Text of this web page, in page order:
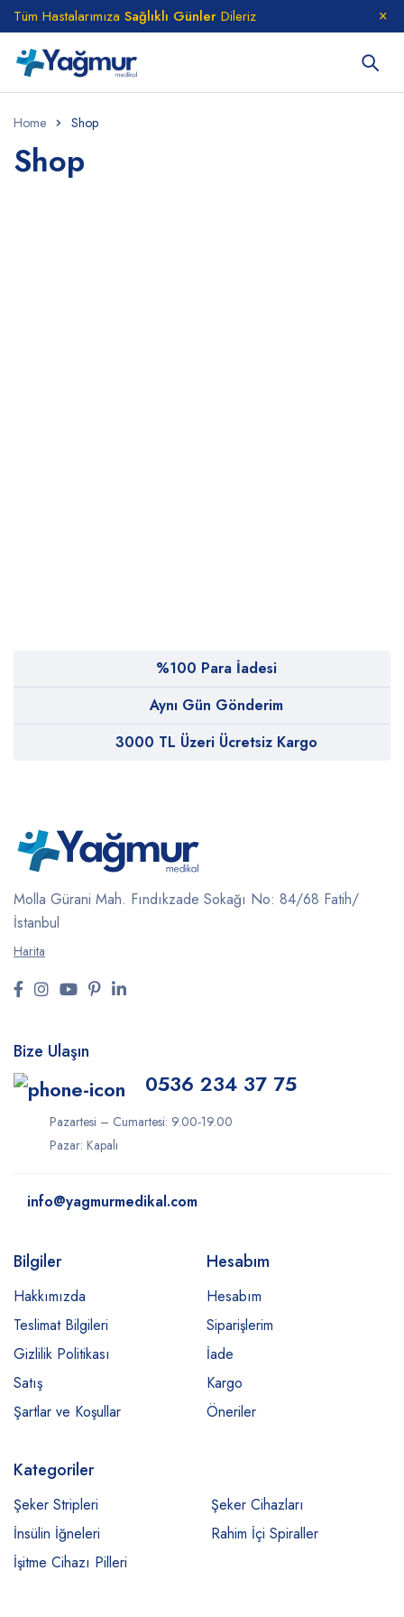
Tüm Hastalarımıza Sağlıklı Günler Dileriz
Home Shop
Shop
%100 Para İadesi
Aynı Gün Gönderim
3000 TL Üzeri Ücretsiz Kargo
Molla Gürani Mah. Fındıkzade Sokağı No: 84/68 Fatih/
İstanbul
Harita
Bize Ulaşın
0536 234 37 75
Pazartesi – Cumartesi: 9.00-19.00
Pazar: Kapalı
info@yagmurmedikal.com
Bilgiler
Hakkımızda
Teslimat Bilgileri
Gizlilik Politikası
Satış
Şartlar ve Koşullar
Hesabım
Hesabım
Siparişlerim
İade
Kargo
Öneriler
Kategoriler
Şeker Stripleri
Şeker Cihazları
İnsülin İğneleri
Rahim İçi Spiraller
İşitme Cihazı Pilleri